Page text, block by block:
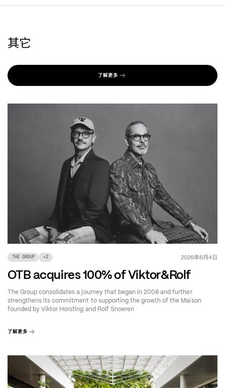
其它
了解更多
THE GROUP +2 2026年6月4日
OTB acquires 100% of Viktor&Rolf
The Group consolidates a journey that began in 2008 and further
strengthens its commitment to supporting the growth of the Maison
founded by Viktor Horsting and Rolf Snoeren
了解更多